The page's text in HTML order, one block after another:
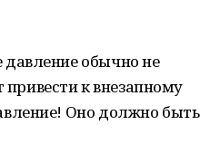
давление обычно не
к внезапному
Оно должно быть